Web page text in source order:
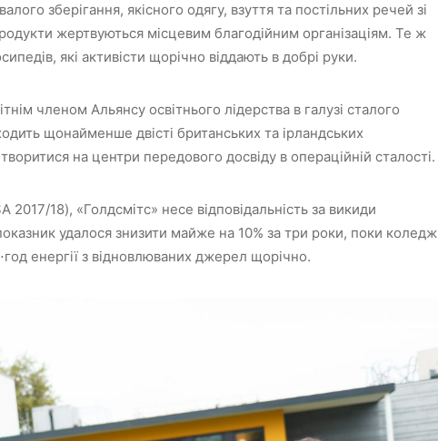
зберігання, якісного одягу, взуття та постільних речей зі
жертвуються місцевим благодійним організаціям. Те ж
які активісти щорічно віддають в добрі руки.
членом Альянсу освітнього лідерства в галузі сталого
щонайменше двісті британських та ірландських
на центри передового досвіду в операційній сталості.
18), «Голдсмітс» несе відповідальність за викиди
удалося знизити майже на 10% за три роки, поки коледж
енергії з відновлюваних джерел щорічно.